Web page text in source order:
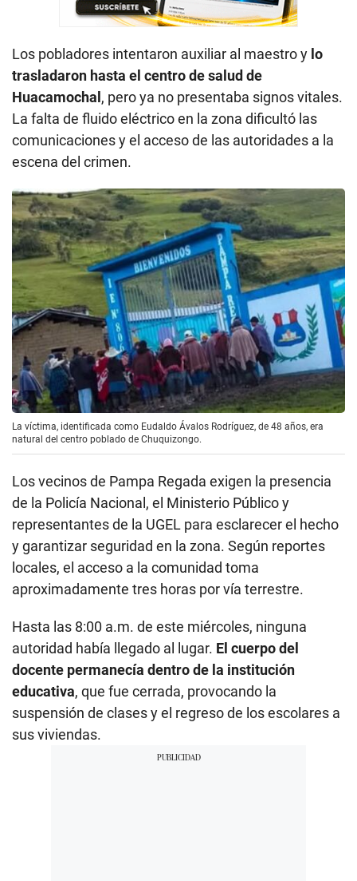
Los pobladores intentaron auxiliar al maestro y lo
trasladaron hasta el centro de salud de
Huacamochal , pero ya no presentaba signos vitales.
La falta de fluido eléctrico en la zona dificultó las
comunicaciones y el acceso de las autoridades a la
escena del crimen.
La víctima, identificada como Eudaldo Ávalos Rodríguez, de 48 años, era
natural del centro poblado de Chuquizongo.
Los vecinos de Pampa Regada exigen la presencia
de la Policía Nacional, el Ministerio Público y
representantes de la UGEL para esclarecer el hecho
y garantizar seguridad en la zona. Según reportes
locales, el acceso a la comunidad toma
aproximadamente tres horas por vía terrestre.
Hasta las 8:00 a.m. de este miércoles, ninguna
autoridad había llegado al lugar. El cuerpo del
docente permanecía dentro de la institución
educativa, que fue cerrada, provocando la
suspensión de clases y el regreso de los escolares a
sus viviendas.